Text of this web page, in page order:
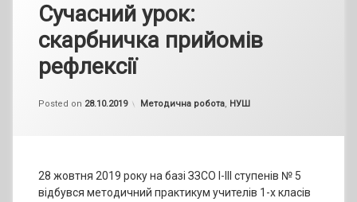
Сучасний урок:
скарбничка прийомів
рефлексії
Posted on 28.10.2019
by
Categories:
Методична робота, НУШ
28 жовтня 2019 року на базі ЗЗСО І-ІІІ ступенів № 5
відбувся методичний практикум учителів 1-х класів